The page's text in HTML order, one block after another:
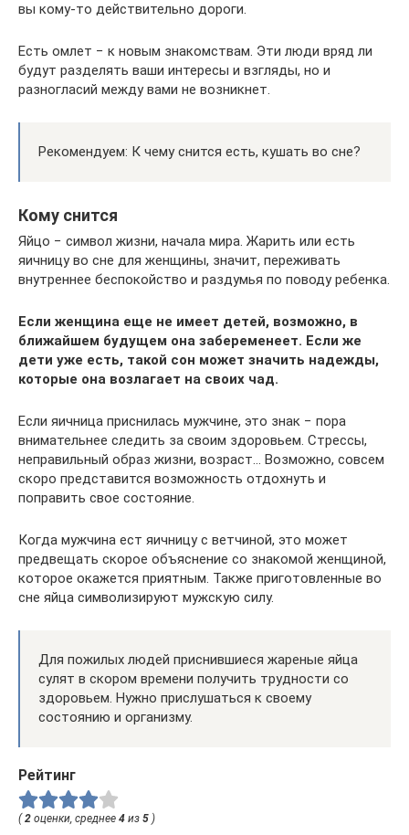
вы кому-то действительно дороги.
Есть омлет − к новым знакомствам. Эти люди вряд ли
будут разделять ваши интересы и взгляды, но и
разногласий между вами не возникнет.
Рекомендуем: К чему снится есть, кушать во сне?
Кому снится
Яйцо − символ жизни, начала мира. Жарить или есть
яичницу во сне для женщины, значит, переживать
внутреннее беспокойство и раздумья по поводу ребенка.
Если женщина еще не имеет детей, возможно, в
ближайшем будущем она забеременеет. Если же
дети уже есть, такой сон может значить надежды,
которые она возлагает на своих чад.
Если яичница приснилась мужчине, это знак − пора
внимательнее следить за своим здоровьем. Стрессы,
неправильный образ жизни, возраст… Возможно, совсем
скоро представится возможность отдохнуть и
поправить свое состояние.
Когда мужчина ест яичницу с ветчиной, это может
предвещать скорое объяснение со знакомой женщиной,
которое окажется приятным. Также приготовленные во
сне яйца символизируют мужскую силу.
Для пожилых людей приснившиеся жареные яйца
сулят в скором времени получить трудности со
здоровьем. Нужно прислушаться к своему
состоянию и организму.
Рейтинг
( 2 оценки, среднее 4 из 5 )